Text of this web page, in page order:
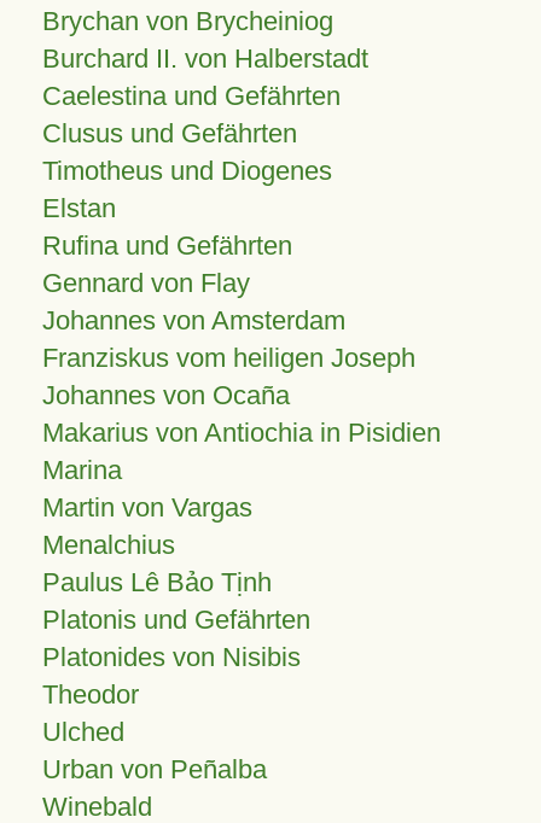
Brychan von Brycheiniog
Burchard II. von Halberstadt
Caelestina und Gefährten
Clusus und Gefährten
Timotheus und Diogenes
Elstan
Rufina und Gefährten
Gennard von Flay
Johannes von Amsterdam
Franziskus vom heiligen Joseph
Johannes von Ocaña
Makarius von Antiochia in Pisidien
Marina
Martin von Vargas
Menalchius
Paulus Lê Bảo Tịnh
Platonis und Gefährten
Platonides von Nisibis
Theodor
Ulched
Urban von Peñalba
Winebald